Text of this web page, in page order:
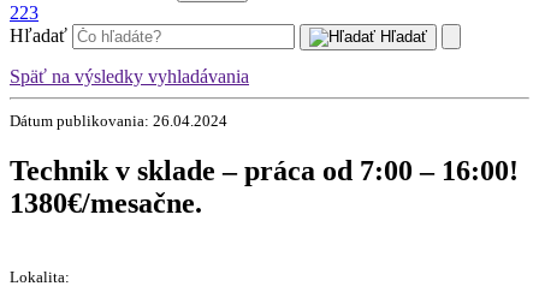
223
Hľadať
Hľadať
Späť na výsledky vyhladávania
Dátum publikovania: 26.04.2024
Technik v sklade – práca od 7:00 – 16:00!
1380€/mesačne.
Lokalita: